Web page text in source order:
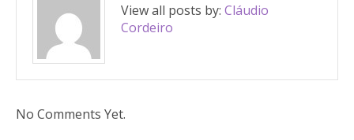
View all posts by: Cláudio
Cordeiro
No Comments Yet.